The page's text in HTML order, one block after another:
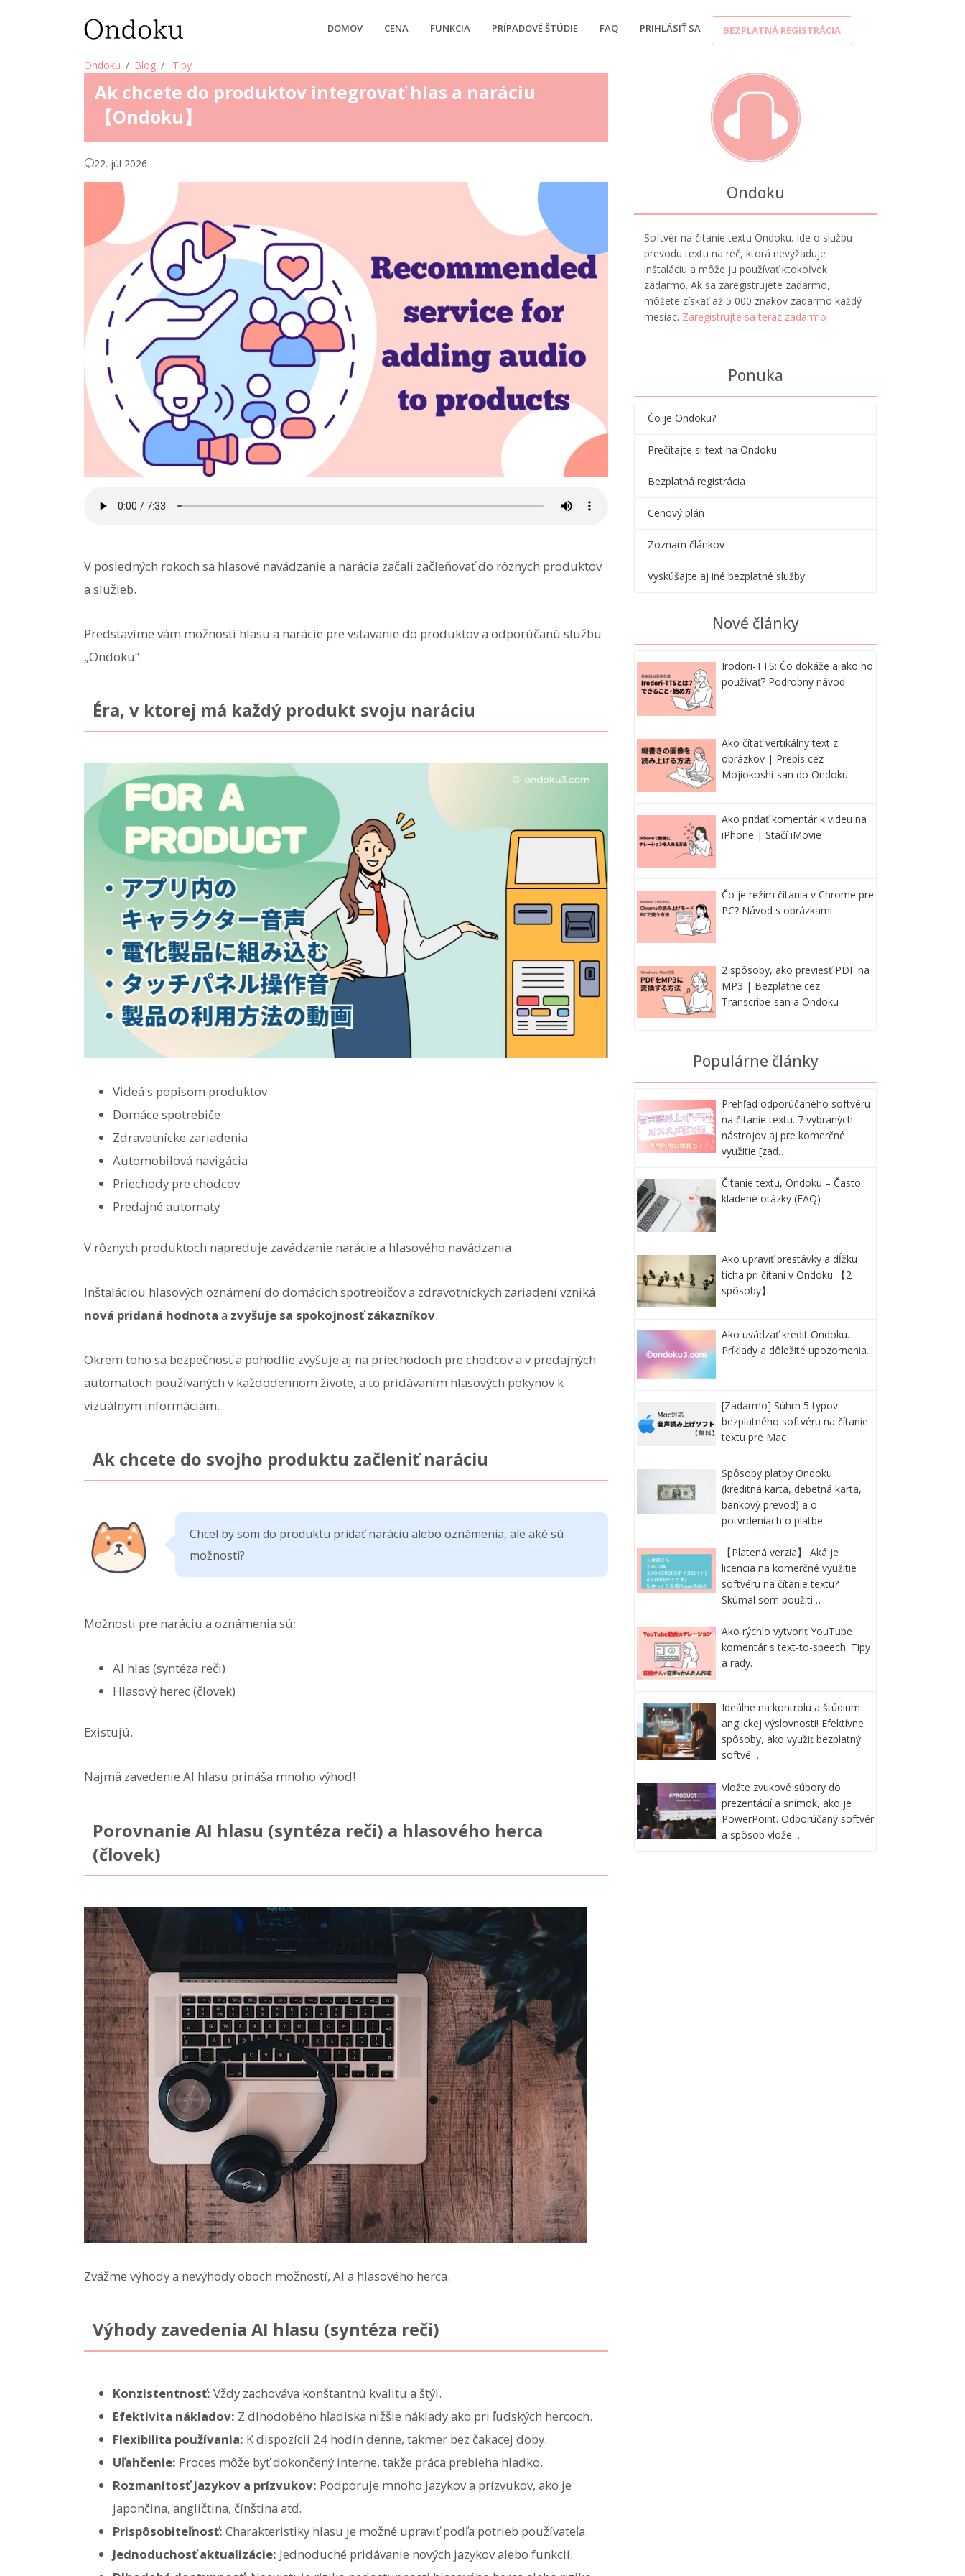
DOMOV CENA FUNKCIA PRÍPADOVÉ ŠTÚDIE FAQ PRIHLÁSIŤ SA BEZPLATNÁ REGISTRÁCIA
Ondoku Blog Tipy
Ak chcete do produktov integrovať hlas a naráciu
【Ondoku】
22. júl 2026
V posledných rokoch sa hlasové navádzanie a narácia začali začleňovať do rôznych produktov
a služieb.
Predstavíme vám možnosti hlasu a narácie pre vstavanie do produktov a odporúčanú službu
„Ondoku“.
Éra, v ktorej má každý produkt svoju naráciu
Videá s popisom produktov
Domáce spotrebiče
Zdravotnícke zariadenia
Automobilová navigácia
Priechody pre chodcov
Predajné automaty
V rôznych produktoch napreduje zavádzanie narácie a hlasového navádzania.
Inštaláciou hlasových oznámení do domácich spotrebičov a zdravotníckych zariadení vzniká
nová pridaná hodnota a zvyšuje sa spokojnosť zákazníkov.
Okrem toho sa bezpečnosť a pohodlie zvyšuje aj na priechodoch pre chodcov a v predajných
automatoch používaných v každodennom živote, a to pridávaním hlasových pokynov k
vizuálnym informáciám.
Ak chcete do svojho produktu začleniť naráciu
Chcel by som do produktu pridať naráciu alebo oznámenia, ale aké sú
možnosti?
Možnosti pre naráciu a oznámenia sú:
AI hlas (syntéza reči)
Hlasový herec (človek)
Existujú.
Najmä zavedenie AI hlasu prináša mnoho výhod!
Porovnanie AI hlasu (syntéza reči) a hlasového herca
(človek)
Zvážme výhody a nevýhody oboch možností, AI a hlasového herca.
Výhody zavedenia AI hlasu (syntéza reči)
Konzistentnosť: Vždy zachováva konštantnú kvalitu a štýl.
Efektivita nákladov: Z dlhodobého hľadiska nižšie náklady ako pri ľudských hercoch.
Flexibilita používania: K dispozícii 24 hodín denne, takmer bez čakacej doby.
Uľahčenie: Proces môže byť dokončený interne, takže práca prebieha hladko.
Rozmanitosť jazykov a prízvukov: Podporuje mnoho jazykov a prízvukov, ako je
japončina, angličtina, čínština atď.
Prispôsobiteľnosť: Charakteristiky hlasu je možné upraviť podľa potrieb používateľa.
Jednoduchosť aktualizácie: Jednoduché pridávanie nových jazykov alebo funkcií.
Ondoku
Softvér na čítanie textu Ondoku. Ide o službu
prevodu textu na reč, ktorá nevyžaduje
inštaláciu a môže ju používať ktokoľvek
zadarmo. Ak sa zaregistrujete zadarmo,
môžete získať až 5 000 znakov zadarmo každý
mesiac. Zaregistrujte sa teraz zadarmo
Ponuka
Čo je Ondoku?
Prečítajte si text na Ondoku
Bezplatná registrácia
Cenový plán
Zoznam článkov
Vyskúšajte aj iné bezplatné služby
Nové články
Irodori-TTS: Čo dokáže a ako ho
používať? Podrobný návod
Ako čítať vertikálny text z
obrázkov | Prepis cez
Mojiokoshi-san do Ondoku
Ako pridať komentár k videu na
iPhone | Stačí iMovie
Čo je režim čítania v Chrome pre
PC? Návod s obrázkami
2 spôsoby, ako previesť PDF na
MP3 | Bezplatne cez
Transcribe-san a Ondoku
Populárne články
Prehľad odporúčaného softvéru
na čítanie textu. 7 vybraných
nástrojov aj pre komerčné
využitie [zad…
Čítanie textu, Ondoku – Často
kladené otázky (FAQ)
Ako upraviť prestávky a dĺžku
ticha pri čítaní v Ondoku 【2
spôsoby】
Ako uvádzať kredit Ondoku.
Príklady a dôležité upozornenia.
[Zadarmo] Súhrn 5 typov
bezplatného softvéru na čítanie
textu pre Mac
Spôsoby platby Ondoku
(kreditná karta, debetná karta,
bankový prevod) a o
potvrdeniach o platbe
【Platená verzia】 Aká je
licencia na komerčné využitie
softvéru na čítanie textu?
Skúmal som použiti…
Ako rýchlo vytvoriť YouTube
komentár s text-to-speech. Tipy
a rady.
Ideálne na kontrolu a štúdium
anglickej výslovnosti! Efektívne
spôsoby, ako využiť bezplatný
softvé…
Vložte zvukové súbory do
prezentácií a snímok, ako je
PowerPoint. Odporúčaný softvér
a spôsob vlože…